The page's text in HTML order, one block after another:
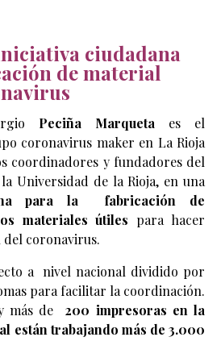
ciudadana
de material
Peciña Marqueta es el
coronavirus maker en La Rioja
coordinadores y fundadores del
Universidad de la Rioja, en una
para la fabricación de
materiales útiles para hacer
del coronavirus.
a nivel nacional dividido por
para facilitar la coordinación.
más de
200 impresoras en la
están trabajando más de 3.000